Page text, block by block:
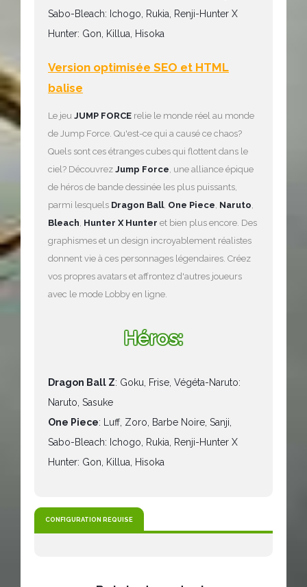
Sabo-Bleach: Ichogo, Rukia, Renji-Hunter X
Hunter: Gon, Killua, Hisoka
Version optimisée SEO et HTML
balise
Le jeu JUMP FORCE relie le monde réel au monde
de Jump Force. Qu'est-ce qui a causé ce chaos?
Quels sont ces étranges cubes qui flottent dans le
ciel? Découvrez Jump Force, une alliance épique
de héros de bande dessinée les plus puissants,
parmi lesquels Dragon Ball, One Piece, Naruto,
Bleach, Hunter X Hunter et bien plus encore. Des
graphismes et un design incroyablement réalistes
donnent vie à ces personnages légendaires. Créez
vos propres avatars et affrontez d'autres joueurs
avec le mode Lobby en ligne.
Héros:
Dragon Ball Z: Goku, Frise, Végéta-Naruto:
Naruto, Sasuke
One Piece: Luff, Zoro, Barbe Noire, Sanji,
Sabo-Bleach: Ichogo, Rukia, Renji-Hunter X
Hunter: Gon, Killua, Hisoka
CONFIGURATION REQUISE